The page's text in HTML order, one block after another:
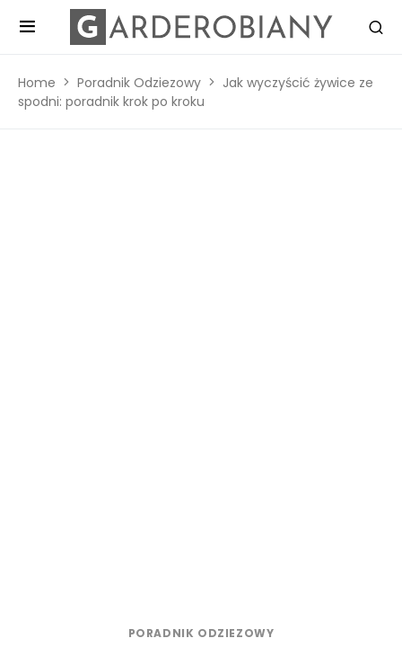
Home Poradnik Odziezowy
Jak wyczyścić żywice ze
spodni: poradnik krok po kroku
PORADNIK ODZIEZOWY